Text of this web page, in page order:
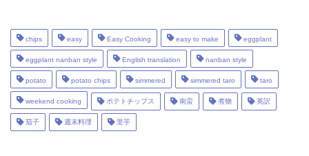
chips easy Easy Cooking easy to make eggplant
eggplant nanban style English translation nanban style
potato potato chips simmered simmered taro taro
weekend cooking ポテトチップス 南蛮 煮物 英訳
茄子 週末料理 里芋